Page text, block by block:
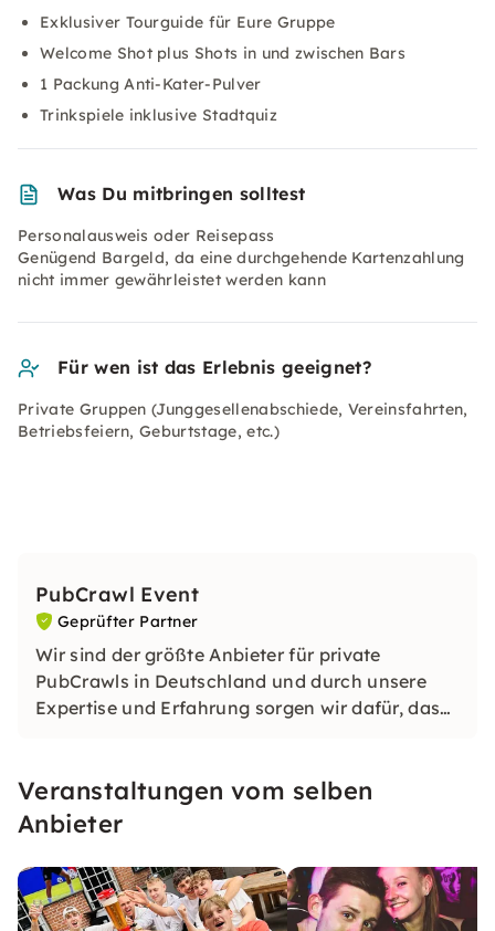
Exklusiver Tourguide für Eure Gruppe
Welcome Shot plus Shots in und zwischen Bars
1 Packung Anti-Kater-Pulver
Trinkspiele inklusive Stadtquiz
Was Du mitbringen solltest
Personalausweis oder Reisepass
Genügend Bargeld, da eine durchgehende Kartenzahlung
nicht immer gewährleistet werden kann
Für wen ist das Erlebnis geeignet?
Private Gruppen (Junggesellenabschiede, Vereinsfahrten,
Betriebsfeiern, Geburtstage, etc.)
PubCrawl Event
Geprüfter Partner
Wir sind der größte Anbieter für private
PubCrawls in Deutschland und durch unsere
Expertise und Erfahrung sorgen wir dafür, dass
auf eurer exklusiven Tour!
Veranstaltungen vom selben
Anbieter